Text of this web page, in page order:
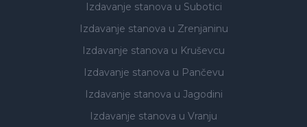
Izdavanje stanova u Subotici
Izdavanje stanova u Zrenjaninu
Izdavanje stanova u Kruševcu
Izdavanje stanova u Pančevu
Izdavanje stanova u Jagodini
Izdavanje stanova u Vranju